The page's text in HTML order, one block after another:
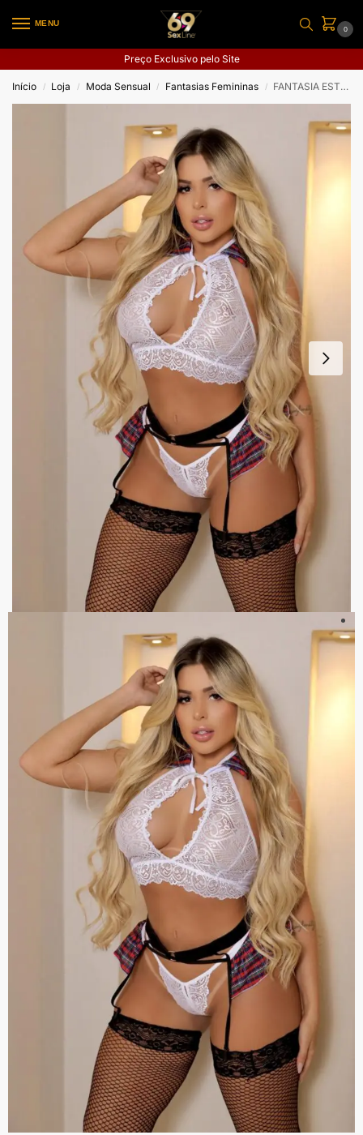
MENU
0
Preço Exclusivo pelo Site
Início / Loja / Moda Sensual / Fantasias Femininas / FANTASIA ESTUDANTE MAJU